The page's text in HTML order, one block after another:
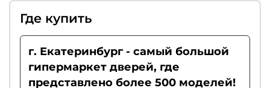
Где купить
г. Екатеринбург - самый большой
гипермаркет дверей, где
представлено более 500 моделей!